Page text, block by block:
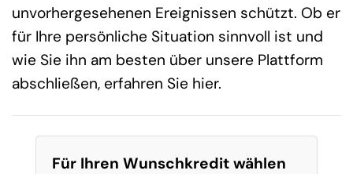
unvorhergesehenen Ereignissen schützt. Ob er
für Ihre persönliche Situation sinnvoll ist und
wie Sie ihn am besten über unsere Plattform
abschließen, erfahren Sie hier.
Für Ihren Wunschkredit wählen